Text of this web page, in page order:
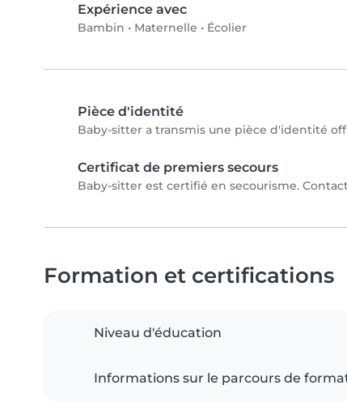
Expérience avec
Bambin • Maternelle • Écolier
Pièce d'identité
Baby-sitter a transmis une pièce d'identité
Certificat de premiers secours
Baby-sitter est certifié en secourisme.
Formation et certifications
Niveau d'éducation
Informations sur le parcours de